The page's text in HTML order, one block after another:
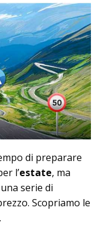
di preparare
l’estate, ma
serie di
Scopriamo le
.